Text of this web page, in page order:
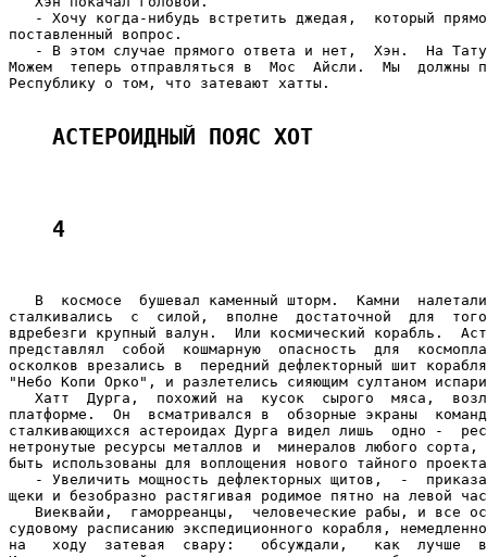
- Хочу когда-нибудь встретить джедая,  который
поставленный вопрос.
- В этом случае прямого ответа и нет,  Хэн.  На
Можем  теперь отправляться в  Мос  Айсли.  Мы  должны
Республику о том, что затевают хатты.
АСТЕРОИДНЫЙ ПОЯС ХОТ
4
В  космосе  бушевал каменный шторм.  Камни
сталкивались  с  силой,  вполне  достаточной  для
вдребезги крупный валун.  Или космический корабль.
представлял  собой  кошмарную  опасность  для
осколков врезались в  передний дефлекторный шит
"Небо Копи Орко", и разлетелись сияющим султаном
Хатт  Дурга,  похожий на  кусок  сырого  мяса,
платформе.  Он  всматривался в  обзорные экраны
сталкивающихся астероидах Дурга видел лишь  одно -
нетронутые ресурсы металлов и  минералов любого
быть использованы для воплощения нового тайного
- Увеличить мощность дефлекторных щитов,  -
щеки и безобразно растягивая родимое пятно на левой
Виеквайи,  гаморреанцы,  человеческие рабы, и все
судовому расписанию экспедиционного корабля,
на   ходу  затевая  свару:   обсуждали,   как  лучше